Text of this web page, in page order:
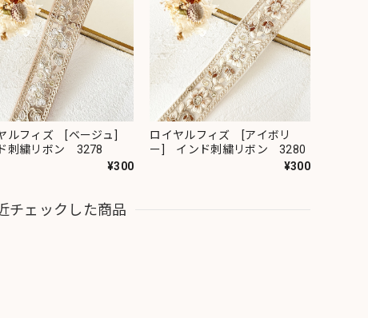
ルフィズ [ベージュ]
刺繍リボン 3278
¥300
ロイヤルフィズ [アイボリ
ー] インド刺繍リボン 3280
¥300
チェックした商品